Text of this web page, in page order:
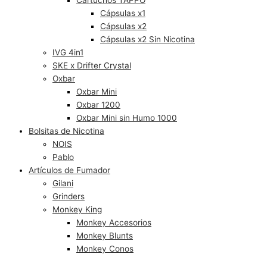
Cápsulas x1
Cápsulas x2
Cápsulas x2 Sin Nicotina
IVG 4in1
SKE x Drifter Crystal
Oxbar
Oxbar Mini
Oxbar 1200
Oxbar Mini sin Humo 1000
Bolsitas de Nicotina
NOIS
Pablo
Artículos de Fumador
Gilani
Grinders
Monkey King
Monkey Accesorios
Monkey Blunts
Monkey Conos